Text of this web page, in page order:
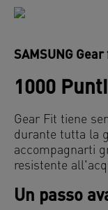
SAMSUNG Gear
1000 Punti
Gear Fit tiene
durante tutta la
accompagnarti
resistente
Un passo